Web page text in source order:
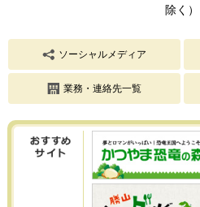
除く）
ソーシャルメディア
業務・連絡先一覧